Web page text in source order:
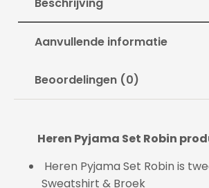
Beschrijving
Aanvullende informatie
Beoordelingen (0)
Heren Pyjama Set Robin
Heren Pyjama Set Robin is
Sweatshirt & Broek